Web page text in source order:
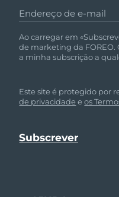
Endereço de e-mail
Ao carregar em
de marketing da
a minha subscrição a
Este site é protegido por
de privacidade eos